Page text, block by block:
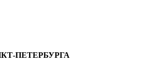
ПЕТЕРБУРГА